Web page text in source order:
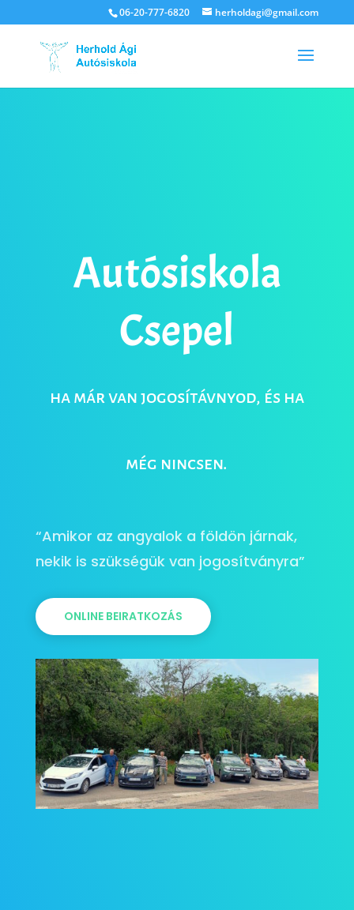
06-20-777-6820 herholdagi@gmail.com
Autósiskola
Csepel
ha már van jogosítávnyod, és ha
még nincsen.
“Amikor az angyalok a földön járnak,
nekik is szükségük van jogosítványra”
ONLINE BEIRATKOZÁS